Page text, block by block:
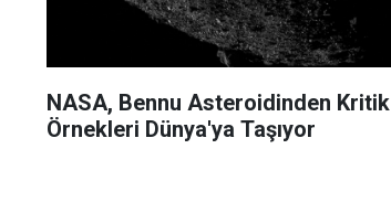
NASA, Bennu Asteroidinden Kritik
Örnekleri Dünya'ya Taşıyor